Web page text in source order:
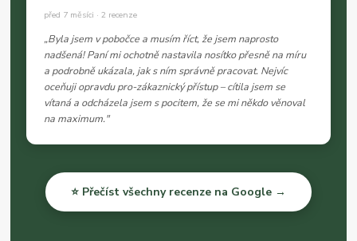
před 7 měsíci · 2 recenze
„Byla jsem v pobočce a musím říct, že jsem naprosto
nadšená! Paní mi ochotně nastavila nosítko přesně na míru
a podrobně ukázala, jak s ním správně pracovat. Nejvíc
oceňuji opravdu pro-zákaznický přístup – cítila jsem se
vítaná a odcházela jsem s pocitem, že se mi někdo věnoval
na maximum."
⭐ Přečíst všechny recenze na Google →